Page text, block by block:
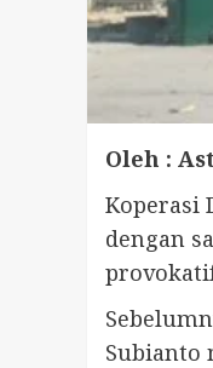
Oleh :
Koperasi
dengan
Subianto